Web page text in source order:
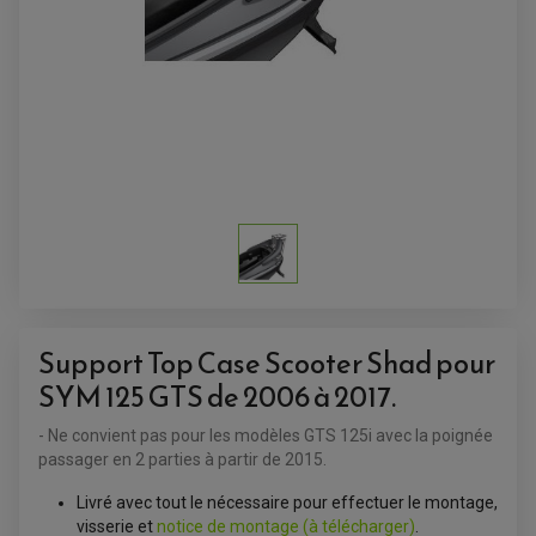
ACCESSOIRES QUAD
ACCESSOIRES ANODISES POUR QUAD
GUIDON QUAD
KIT DÉCO QUAD / SSV
POIGNÉE QUAD
PROTÈGE-MAINS
PONTETS / REHAUSSES DE GUIDON
Support Top Case Scooter Shad pour
SYM 125 GTS de 2006 à 2017.
- Ne convient pas pour les modèles GTS 125i avec la poignée
passager en 2 parties à partir de 2015.
Livré avec tout le nécessaire pour effectuer le montage,
visserie etnotice de montage (à télécharger)